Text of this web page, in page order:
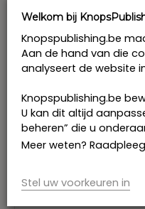
Prof. dr. Bart Peeters
de Universteit Gent,
(Antwerp Tax
Luik (Tax institute).
verbonden aan de
(Antwerp Tax
Tiberghien
Beiden zijn
Dit werk werd
Welkom bij
Knopspublishing.be
Aan de hand van die
analyseert de website
Knopspublishing.be
U kan dit altijd
beheren” die u
Meer weten?
Stel uw voorkeuren in